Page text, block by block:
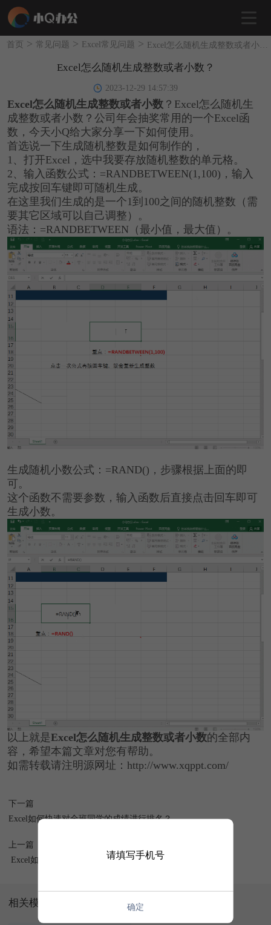
首页 > 常见问题 > Excel常见问题 >
Excel怎么随机生成整数或者小数？
2023-12-29 14:57:39
Excel怎么随机生成整数或者小数？Excel怎么随机生
成整数或者小数？公司年会抽奖常用的一个Excel函
数，今天小Q给大家分享一下如何使用。
首选说一下生成随机整数是如何制作的，
1、打开Excel，选中我要存放随机整数的单元格。
2、输入函数公式：=RANDBETWEEN(1,100)，输入
完成按回车键即可随机生成。
在这里我们生成的是一个1到100之间的随机整数（需
要其它区域可以自己调整）。
语法：=RANDBETWEEN（最小值，最大值）。
生成随机小数公式：=RAND()，步骤根据上面的即
可。
这个函数不需要参数，输入函数后直接点击回车即可
生成小数。
以上就是Excel怎么随机生成整数或者小数的全部内
容，希望本篇文章对您有帮助。
如需转载请注明源网址：http://www.xqppt.com/
下一篇
Excel如何快速对全班同学的成绩进行排名？
上一篇
Excel如何根据身份证提取全班学生的性别？
相关模板
请填写手机号
确定